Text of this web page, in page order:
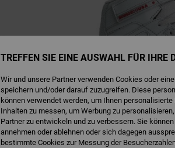
TREFFEN SIE EINE AUSWAHL FÜR IHRE
Wir und unsere Partner verwenden Cookies oder
speichern und/oder darauf zuzugreifen. Diese
können verwendet werden, um Ihnen
Inhalten zu messen, um Werbung zu
Partner zu entwickeln und zu verbessern. Sie
annehmen oder ablehnen oder sich dagegen
bestimmte Cookies zur Messung der